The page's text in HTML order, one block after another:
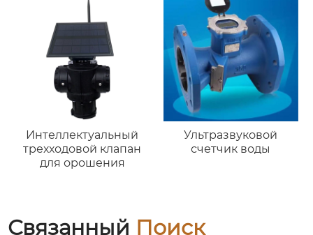
Интеллектуальный
трехходовой клапан
для орошения
Ультразвуковой
счетчик воды
Связанный Поиск